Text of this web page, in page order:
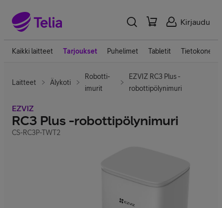
Kirjaudu
Kaikki laitteet Tarjoukset Puhelimet Tabletit Tietokoneet
Laitteet Älykoti
Robotti-
imurit
EZVIZ RC3 Plus -
robottipölynimuri
EZVIZ
RC3 Plus -robottipölynimuri
CS-RC3P-TWT2